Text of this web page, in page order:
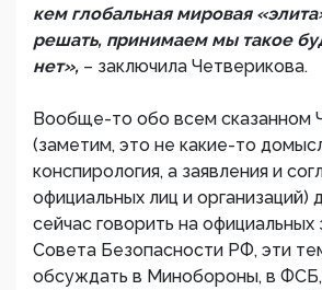
кем глобальная мировая
решать, принимаем мы такое
нет», – заключила Четверикова.
Вообще-то обо всем сказанном
(заметим, это не какие-то
конспирология, а заявления и
официальных лиц и
сейчас говорить на официальных
Совета Безопасности РФ, эти
обсуждать в Минобороны, в ФСБ,